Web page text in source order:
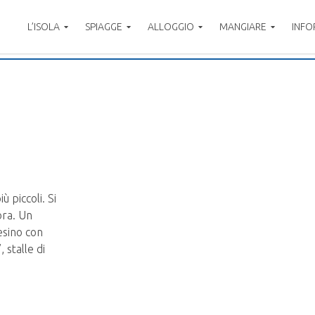
L’ISOLA SPIAGGE ALLOGGIO MANGIARE
piccoli. Si
Un
con
stalle di